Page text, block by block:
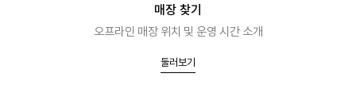
매장 찾기
오프라인 매장 위치 및 운영 시간 소개
둘러보기